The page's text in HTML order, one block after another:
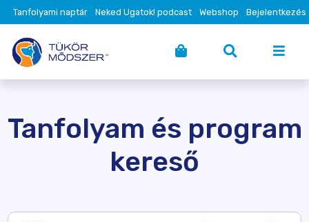
Tanfolyami naptár Neked Ugatok! podcast Webshop Bejelentkezés
Tanfolyam és program
kereső